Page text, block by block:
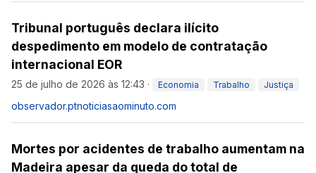
Tribunal português declara ilícito
despedimento em modelo de contratação
internacional EOR
25 de julho de 2026 às 12:43 · Economia Trabalho Justiça
observador.ptnoticiasaominuto.com
Mortes por acidentes de trabalho aumentam na
Madeira apesar da queda do total de